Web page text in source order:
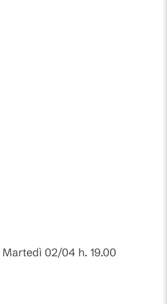
Martedì 02/04 h. 19.00